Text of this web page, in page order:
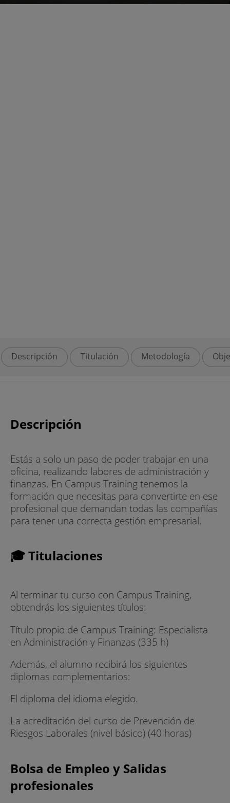
Descripción Titulación Metodología
Descripción
Estás a solo un paso de poder trabajar en una
oficina, realizando labores de administración y
finanzas. En Campus Training tenemos la
formación que necesitas para convertirte en ese
profesional que demandan todas las compañías
para tener una correcta gestión empresarial.
🎓 Titulaciones
Al terminar tu curso con Campus Training,
obtendrás los siguientes títulos:
Título propio de Campus Training: Especialista
en Administración y Finanzas (335 h)
Además, el alumno recibirá los siguientes
diplomas complementarios:
El diploma del idioma elegido.
La acreditación del curso de Prevención de
Riesgos Laborales (nivel básico) (40 horas)
Bolsa de Empleo y Salidas
profesionales